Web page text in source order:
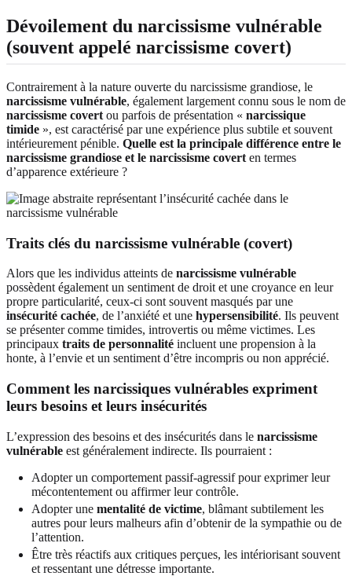
Dévoilement du narcissisme vulnérable
(souvent appelé narcissisme covert)
Contrairement à la nature ouverte du narcissisme grandiose, le
narcissisme vulnérable, également largement connu sous le nom de
narcissisme covert ou parfois de présentation « narcissique
timide », est caractérisé par une expérience plus subtile et souvent
intérieurement pénible. Quelle est la principale différence entre le
narcissisme grandiose et le narcissisme covert en termes
d’apparence extérieure ?
Traits clés du narcissisme vulnérable (covert)
Alors que les individus atteints de narcissisme vulnérable
possèdent également un sentiment de droit et une croyance en leur
propre particularité, ceux-ci sont souvent masqués par une
insécurité cachée, de l’anxiété et une hypersensibilité. Ils peuvent
se présenter comme timides, introvertis ou même victimes. Les
principaux traits de personnalité incluent une propension à la
honte, à l’envie et un sentiment d’être incompris ou non apprécié.
Comment les narcissiques vulnérables expriment
leurs besoins et leurs insécurités
L’expression des besoins et des insécurités dans le narcissisme
vulnérable est généralement indirecte. Ils pourraient :
Adopter un comportement passif-agressif pour exprimer leur
mécontentement ou affirmer leur contrôle.
Adopter une mentalité de victime, blâmant subtilement les
autres pour leurs malheurs afin d’obtenir de la sympathie ou de
l’attention.
Être très réactifs aux critiques perçues, les intériorisant souvent
et ressentant une détresse importante.